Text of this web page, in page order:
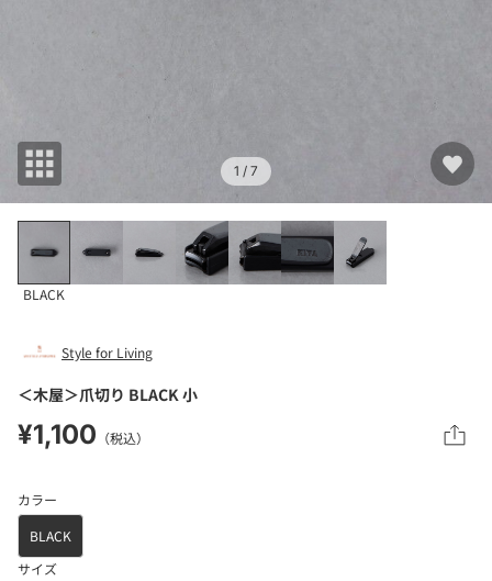
1 / 7
BLACK
Style for Living
＜木屋＞爪切り BLACK 小
¥1,100 （税込）
カラー
BLACK
サイズ